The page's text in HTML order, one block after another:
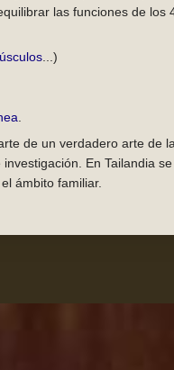
las funciones de los
...)
de un verdadero arte de
En Tailandia
ámbito familiar.